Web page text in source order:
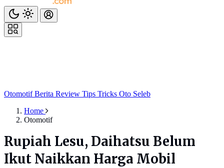
OtomotifBerita Review Tips Tricks Oto Seleb
Home
Otomotif
Rupiah Lesu, Daihatsu Belum
Ikut Naikkan Harga Mobil